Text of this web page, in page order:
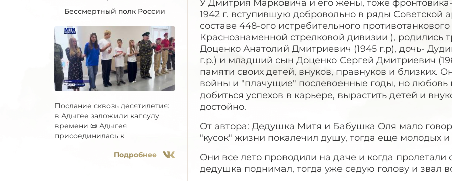
Бессмертный полк России
Послание сквозь десятилетия:
в Адыгее заложили капсулу
времени 📜 Адыгея
присоединилась к
Подробнее
У Дмитрия Марковича и его жены, тоже
1942 г. вступившую добровольно в ряды Советской
составе 448-ого истребительного
Краснознаменной стрелковой дивизии ), родились
Доценко Анатолий Дмитриевич (1945 г.р), дочь-
г.р.) и младший сын Доценко Сергей Дмитриевич
памяти своих детей, внуков, правнуков и близких.
войны и "плачущие" послевоенные годы, но
добиться успехов в карьере, вырастить детей и
достойно.
От автора: Дедушка Митя и Бабушка Оля мало
"кусок" жизни покалечил душу, тогда еще молодых
Они все лето проводили на даче и когда
дедушка поднимал, тогда уже седую голову и звал